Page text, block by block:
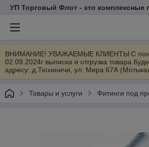
УП Торговый Флот - это комплексные
ВНИМАНИЕ! УВАЖАЕМЫЕ КЛИЕНТЫ С
02.09.2024г выписка и отгрузка товара
адресу: д.Тюхиничи, ул. Мира 67А
Товары и услуги Фитинги под